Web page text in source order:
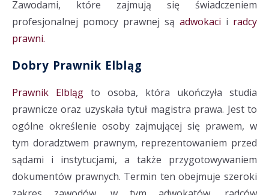
Zawodami, które zajmują się świadczeniem
profesjonalnej pomocy prawnej są adwokaci i radcy
prawni.
Dobry Prawnik Elbląg
Prawnik Elbląg to osoba, która ukończyła studia
prawnicze oraz uzyskała tytuł magistra prawa. Jest to
ogólne określenie osoby zajmującej się prawem, w
tym doradztwem prawnym, reprezentowaniem przed
sądami i instytucjami, a także przygotowywaniem
dokumentów prawnych. Termin ten obejmuje szeroki